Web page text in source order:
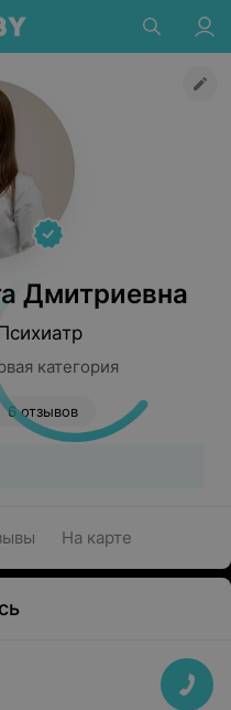
Дмитриевна
категория
6 отзывов
На карте